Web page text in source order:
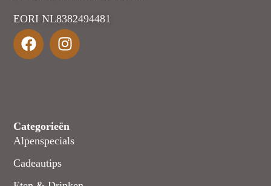
EORI NL8382494481
Categorieën
Alpenspecials
Cadeautips